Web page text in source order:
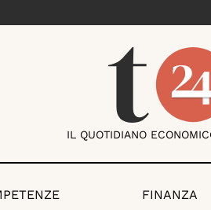
IL QUOTIDIANO
FINANZA